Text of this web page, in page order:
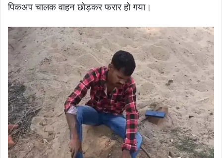
पिकअप चालक वाहन छोड़कर फरार हो गया।